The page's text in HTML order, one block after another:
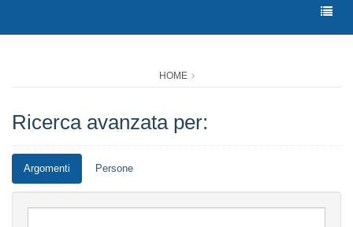
HOME
Ricerca avanzata per:
Argomenti Persone